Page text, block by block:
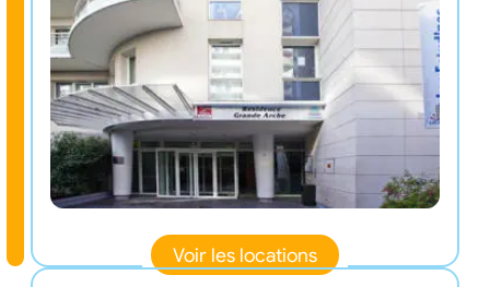
Voir les locations